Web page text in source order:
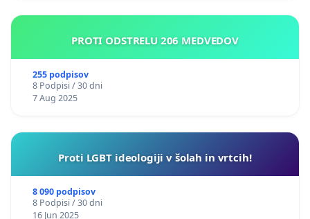
PROTI ODSTRELU 206 MEDVEDOV
255 podpisov
8 Podpisi / 30 dni
7 Aug 2025
Proti LGBT ideologiji v šolah in vrtcih!
8 090 podpisov
8 Podpisi / 30 dni
16 Jun 2025